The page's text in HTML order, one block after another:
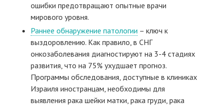
ошибки предотвращают опытные врачи
мирового уровня.
Раннее обнаружение патологии – ключ к
выздоровлению. Как правило, в СНГ
онкозаболевания диагностируют на 3-4 стадиях
развития, что на 75% ухудшает прогноз.
Программы обследования, доступные в клиниках
Израиля иностранцам, необходимы для
выявления рака шейки матки, рака груди, рака